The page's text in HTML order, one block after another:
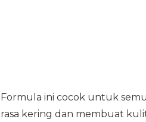
Formula ini cocok untuk
rasa kering dan membuat